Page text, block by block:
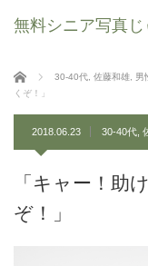
無料シニア写真じ
ホーム 30-40代 佐藤和雄 男
くぞ！」
2018.06.23 30-40代
「キャー！助
ぞ！」